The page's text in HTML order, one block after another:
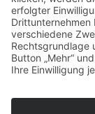
Sauerland-